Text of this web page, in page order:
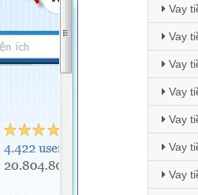
Vay
Vay
Vay
Vay
Vay
Vay
Vay